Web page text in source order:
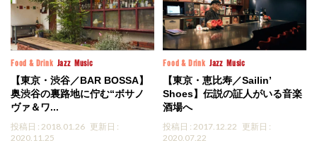
Food & Drink Jazz Music
【東京・渋谷／BAR BOSSA】
奥渋谷の裏路地に佇む“ボサノ
ヴァ＆ワ...
投稿日 : 2018.01.26 更新日 :
2020.11.25
Food & Drink Jazz Music
【東京・恵比寿／Sailin’
Shoes】伝説の証人がいる音楽
酒場へ
投稿日 : 2017.12.22 更新日 :
2020.07.22